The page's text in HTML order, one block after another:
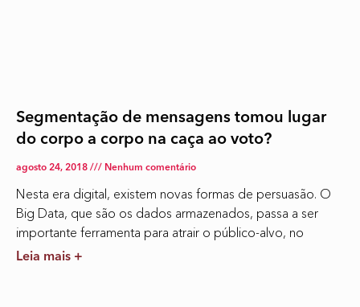
Segmentação de mensagens tomou lugar
do corpo a corpo na caça ao voto?
agosto 24, 2018 Nenhum comentário
Nesta era digital, existem novas formas de persuasão. O
Big Data, que são os dados armazenados, passa a ser
importante ferramenta para atrair o público-alvo, no
Leia mais +